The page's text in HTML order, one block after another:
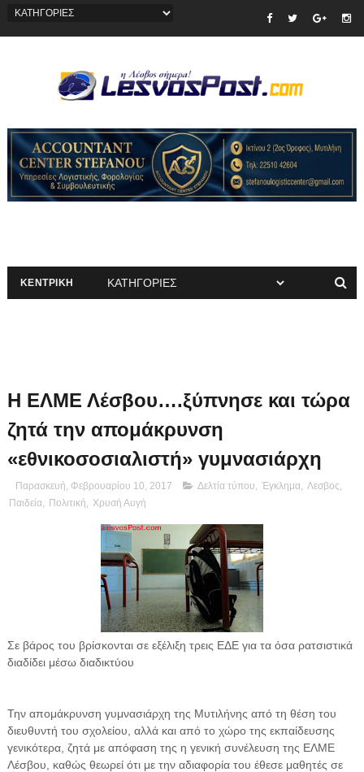
ΚΕΝΤΡΙΚΗ
Η ΕΛΜΕ Λέσβου….ξύπνησε και τώρα
ζητά την απομάκρυνση
«εθνικοσοσιαλιστή» γυμνασιάρχη
Παρασκευή, Φεβρουαρίου 10, 2017 Δελτία τύπου Έγκλημα, Λεσβος
Παιδεία, Πολιτική Χρυσή Αυγή
Σε βάρος του βρίσκονται σε εξέλιξη τρεις ΕΔΕ για τα όσα ρατσιστικά
διαδίδει μέσω διαδικτύου
Την απομάκρυνση γυμνασιάρχη της Μυτιλήνης από τη θέση του
διευθυντή του σχολείου, αλλά και από το χώρο της εκπαίδευσης
γενικότερα, ζητά με απόφαση της η γενική συνέλευση της ΕΛΜΕ
Λέσβου, καθώς θεωρεί ότι με την αδιαφορία του έθεσε μαθητές σε